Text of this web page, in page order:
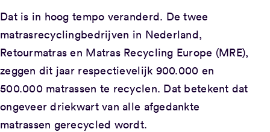
Dat is in hoog tempo veranderd. De twee
matrasrecyclingbedrijven in Nederland,
Retourmatras en Matras Recycling Europe (MRE),
zeggen dit jaar respectievelijk 900.000 en
500.000 matrassen te recyclen. Dat betekent dat
ongeveer driekwart van alle afgedankte
matrassen gerecycled wordt.